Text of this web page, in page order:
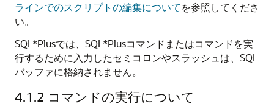
ラインでのスクリプトの編集についてを参照してくださ
い。
SQL*Plusでは、SQL*Plusコマンドまたはコマンドを実
行するために入力したセミコロンやスラッシュは、SQL
バッファに格納されません。
4.1.2 コマンドの実行について